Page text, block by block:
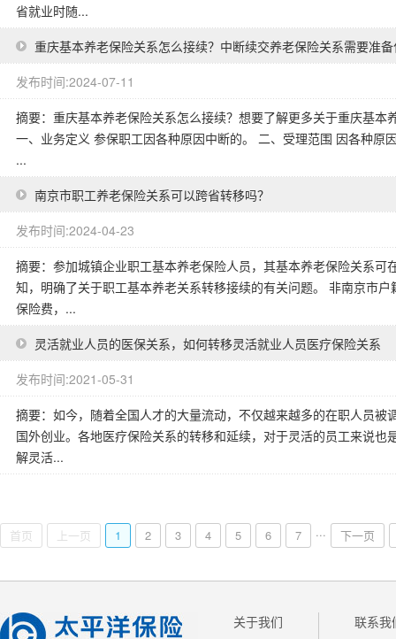
省就业时随...
重庆基本养老保险关系怎么接续？中断续交养老保险关系需要准
发布时间:2024-07-11
摘要：重庆基本养老保险关系怎么接续？想要了解更多关于重庆基
一、业务定义 参保职工因各种原因中断的。 二、受理范围 因各种原
...
南京市职工养老保险关系可以跨省转移吗？
发布时间:2024-04-23
摘要：参加城镇企业职工基本养老保险人员，其基本养老保险关系
知，明确了关于职工基本养老关系转移接续的有关问题。 非南京市
保险费，...
灵活就业人员的医保关系，如何转移灵活就业人员医疗保险关系
发布时间:2021-05-31
摘要：如今，随着全国人才的大量流动，不仅越来越多的在职人员
国外创业。各地医疗保险关系的转移和延续，对于灵活的员工来说也
解灵活...
首页 上一页 1 2 3 4 5 6 7 ... 下一页
关于我们 联系我